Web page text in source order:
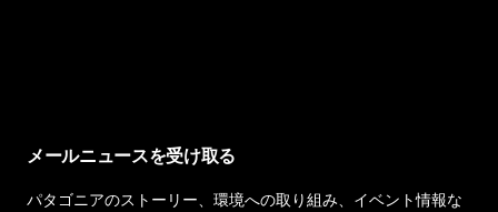
メールニュースを受け取る
パタゴニアのストーリー、環境への取り組み、イベント情報な